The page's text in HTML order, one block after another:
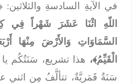
في الآيةِ السادسةِ والثلاثين: ﴿
اللّهِ اثْنَا عَشَرَ شَهْراً فِي
السَّمَاوَاتِ وَالأَرْضَ مِنْهَا
الْقَيِّمُ﴾، هذا تشريع، سَنَتُكُم
سَنَةٌ قَمَريَّةٌ، تتألَّفُ مِن اثني